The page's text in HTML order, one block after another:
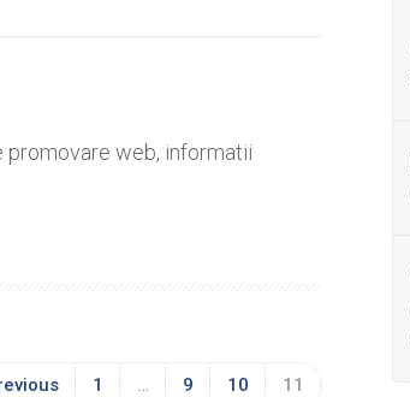
promovare web, informatii
1 … 9 10 11